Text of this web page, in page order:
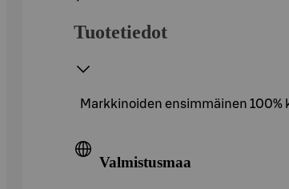
Tuotetiedot
Markkinoiden ensimmäinen 100%
Valmistusmaa